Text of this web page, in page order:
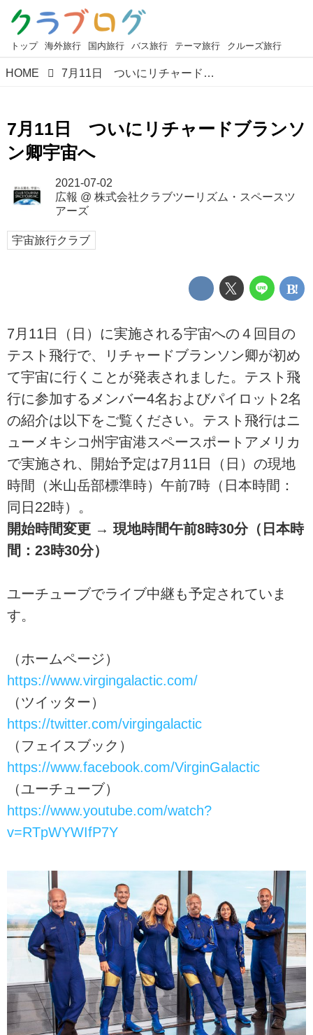
トップ 海外旅行 国内旅行 バス旅行 テーマ旅行 クルーズ旅行
HOME 7月11日 ついにリチャードブランソン卿宇宙へ
7月11日 ついにリチャードブランソ
ン卿宇宙へ
2021-07-02
広報 @ 株式会社クラブツーリズム・スペースツ
アーズ
宇宙旅行クラブ
7月11日（日）に実施される宇宙への４回目の
テスト飛行で、リチャードブランソン卿が初め
て宇宙に行くことが発表されました。テスト飛
行に参加するメンバー4名およびパイロット2名
の紹介は以下をご覧ください。テスト飛行はニ
ューメキシコ州宇宙港スペースポートアメリカ
で実施され、開始予定は7月11日（日）の現地
時間（米山岳部標準時）午前7時（日本時間：
同日22時）。
開始時間変更 → 現地時間午前8時30分（日本時
間：23時30分）
ユーチューブでライブ中継も予定されていま
す。
（ホームページ）
https://www.virgingalactic.com/
（ツイッター）
https://twitter.com/virgingalactic
（フェイスブック）
https://www.facebook.com/VirginGalactic
（ユーチューブ）
https://www.youtube.com/watch?
v=RTpWYWIfP7Y